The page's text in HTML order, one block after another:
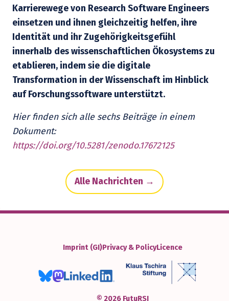
Karrierewege von Research Software Engineers
einsetzen und ihnen gleichzeitig helfen, ihre
Identität und ihr Zugehörigkeitsgefühl
innerhalb des wissenschaftlichen Ökosystems zu
etablieren, indem sie die digitale
Transformation in der Wissenschaft im Hinblick
auf Forschungssoftware unterstützt.
Hier finden sich alle sechs Beiträge in einem
Dokument:
https://doi.org/10.5281/zenodo.17672125
Alle Nachrichten →
Imprint (GI)Privacy & PolicyLicence
© 2026 FutuRSI